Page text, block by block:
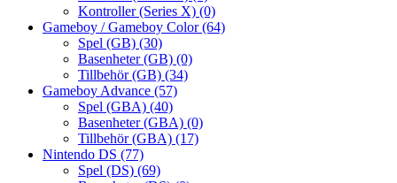
Kontroller (Series X) (0)
Gameboy / Gameboy Color(64)
Spel (GB) (30)
Basenheter (GB) (0)
Tillbehör (GB) (34)
Gameboy Advance (57)
Spel (GBA) (40)
Basenheter (GBA) (0)
Tillbehör (GBA) (17)
Nintendo DS (77)
Spel (DS) (69)